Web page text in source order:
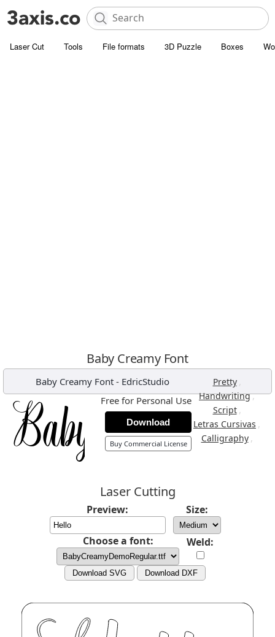
Laser Cut Tools File formats 3D Puzzle Boxes
Baby Creamy Font
Baby Creamy Font- EdricStudio Pretty ,
Handwriting,
Script ,
Letras Cursivas ,
Calligraphy ,
Free for Personal Use
Download
Buy Commercial License
Laser Cutting
Preview: Size:
Choose a font: Weld:
Download SVG Download DXF